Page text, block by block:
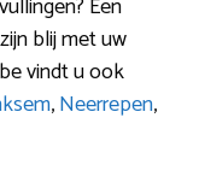
blij met uw
vindt u ook
,Neerrepen,